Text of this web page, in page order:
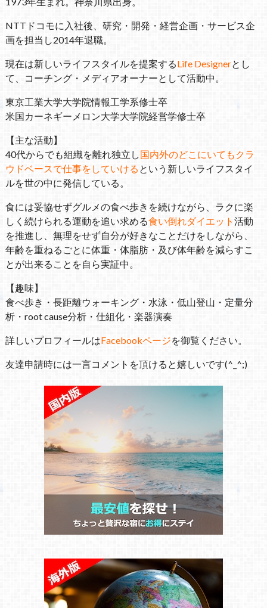
NTTドコモに入社後、研究・開発・経営企画・サービス企
画を担当し2014年退職。
現在は新しいライフスタイルを提案するLife Designerとし
て、コーチング・メディアオーナーとして活動中。
東京工業大学大学院情報工学系修士卒
米国カーネギーメロン大学大学院経営学修士卒
【主な活動】
40代からでも組織を離れ独立し国内外のどこにいてもクラ
ウドベースで仕事をしていける という新しいライフスタイ
ルを世の中に発信している。
食には妥協せずグルメの食べ歩きを続けながら、ラクに楽
しく続けられる運動を追い求める食い倒れダイエット 活動
を推進し、無理をせず自分が好きなことだけをしながら、
年齢を重ねるごとに体重・体脂肪・及び体年齢を減らすこ
とが出来ることを自ら実証中。
【趣味】
食べ歩き・長距離ウォーキング・水泳・低山登山・定量分
析・root cause分析・仕組化・楽器演奏
詳しいプロフィールはFacebookページを御覧ください。
友達申請時には一言コメントを頂けると嬉しいです(^_^;)